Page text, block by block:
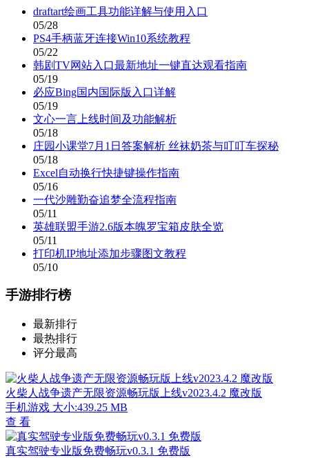
draftart绘画工具功能详解与使用入口
05/28
PS4手柄蓝牙连接Win10系统教程
05/22
韩剧TV网站入口最新地址一键直达观看指南
05/19
必应Bing国内国际版入口详解
05/19
文心一言上线时间及功能解析
05/18
庄园小课堂7月1日答案解析 丝袜奶茶与叮叮车探秘
05/18
Excel自动换行快捷键操作指南
05/16
一代沙雕勤奋追梦全流程指南
05/11
英雄联盟手游2.6版本魄罗宝箱皮肤全览
05/11
打印机IP地址添加步骤图文教程
05/10
手游排行榜
最新排行
最热排行
评分最高
火柴人战争遗产无限资源畅玩版上线v2023.4.2 魔改版
手机游戏 大小:439.25 MB
查 看
真实驾驶专业版免费畅玩v0.3.1 免费版